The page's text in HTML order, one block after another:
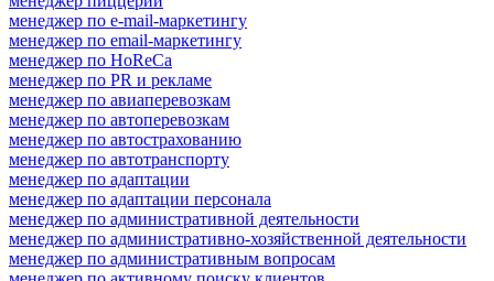
менеджер по e-mail-маркетингу
менеджер по email-маркетингу
менеджер по HoReCa
менеджер по PR и рекламе
менеджер по авиаперевозкам
менеджер по автоперевозкам
менеджер по автострахованию
менеджер по автотранспорту
менеджер по адаптации
менеджер по адаптации персонала
менеджер по административной деятельности
менеджер по административно-хозяйственной деятельности
менеджер по административным вопросам